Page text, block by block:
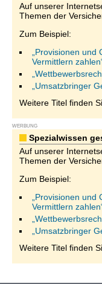
Auf unserer
Themen der
Zum Beispiel:
„Provisionen
Vermittlern
„Umsatzbringer
Weitere Titel finden
WERBUNG
Spezialwissen
Auf unserer
Themen der
Zum Beispiel:
„Provisionen
Vermittlern
„Umsatzbringer
Weitere Titel finden